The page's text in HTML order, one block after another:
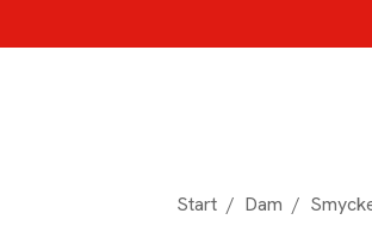
Start / Dam /